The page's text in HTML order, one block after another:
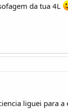
da tua 4L
liguei para